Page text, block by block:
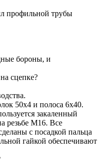
профильной трубы
бороны, и
сцепке?
50х4 и полоса 6х40.
закаленный
резьбе М16. Все
с посадкой пальца
гайкой обеспечивают